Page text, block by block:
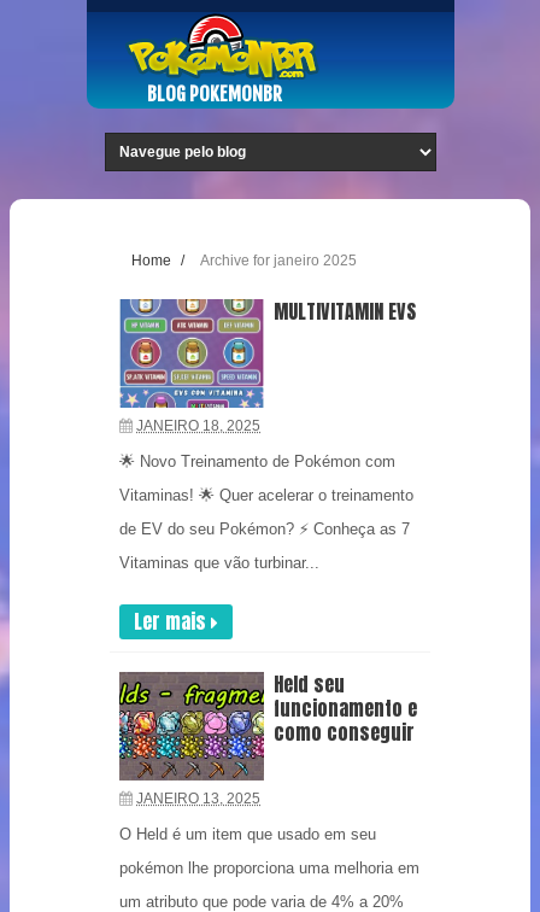
BLOG POKEMONBR
Home / Archive for janeiro 2025
MULTIVITAMIN EVS
JANEIRO 18, 2025
🌟 Novo Treinamento de Pokémon com
Vitaminas! 🌟 Quer acelerar o treinamento
de EV do seu Pokémon? ⚡ Conheça as 7
Vitaminas que vão turbinar...
Ler mais
Held seu
funcionamento e
como conseguir
JANEIRO 13, 2025
O Held é um item que usado em seu
pokémon lhe proporciona uma melhoria em
um atributo que pode varia de 4% a 20%